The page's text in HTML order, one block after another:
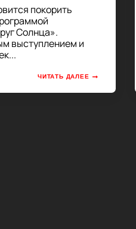
покорить
Солнца».
выступлением и
ЧИТАТЬ ДАЛЕЕ